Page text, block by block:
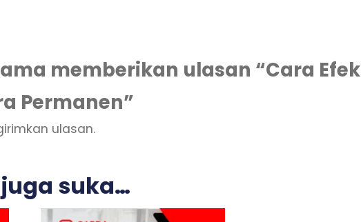
memberikan ulasan “Cara
Permanen”
ulasan.
suka…